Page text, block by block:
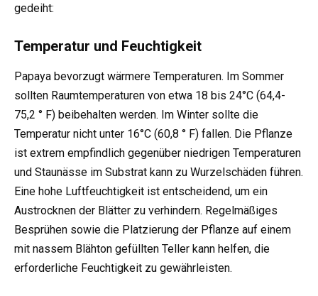
gedeiht:
Temperatur und Feuchtigkeit
Papaya bevorzugt wärmere Temperaturen. Im Sommer
sollten Raumtemperaturen von etwa 18 bis 24°C (64,4-
75,2 ° F) beibehalten werden. Im Winter sollte die
Temperatur nicht unter 16°C (60,8 ° F) fallen. Die Pflanze
ist extrem empfindlich gegenüber niedrigen Temperaturen
und Staunässe im Substrat kann zu Wurzelschäden führen.
Eine hohe Luftfeuchtigkeit ist entscheidend, um ein
Austrocknen der Blätter zu verhindern. Regelmäßiges
Besprühen sowie die Platzierung der Pflanze auf einem
mit nassem Blähton gefüllten Teller kann helfen, die
erforderliche Feuchtigkeit zu gewährleisten.